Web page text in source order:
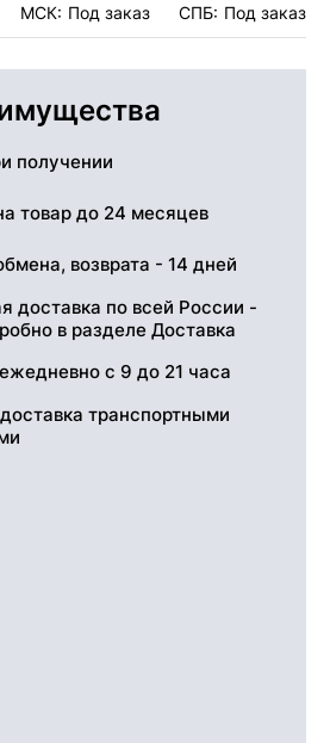
МСК: Под заказ СПБ: Под заказ
получении
товар до 24 месяцев
возврата - 14 дней
доставка по всей России -
в разделе Доставка
с 9 до 21 часа
транспортными